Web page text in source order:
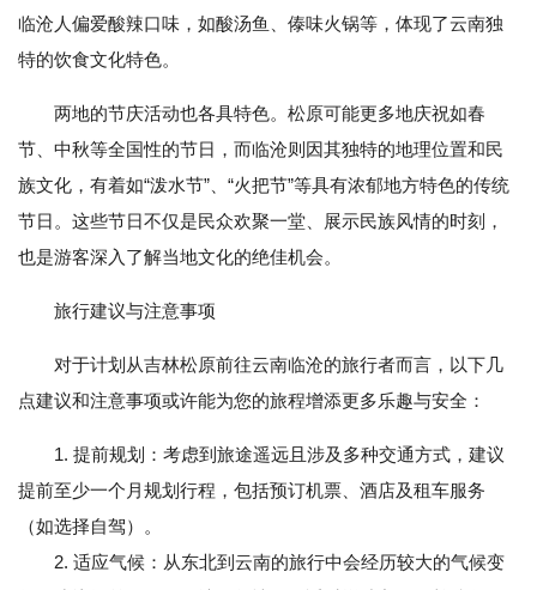
临沧人偏爱酸辣口味，如酸汤鱼、傣味火锅等，体现了云南独
特的饮食文化特色。
两地的节庆活动也各具特色。松原可能更多地庆祝如春
节、中秋等全国性的节日，而临沧则因其独特的地理位置和民
族文化，有着如“泼水节”、“火把节”等具有浓郁地方特色的传统
节日。这些节日不仅是民众欢聚一堂、展示民族风情的时刻，
也是游客深入了解当地文化的绝佳机会。
旅行建议与注意事项
对于计划从吉林松原前往云南临沧的旅行者而言，以下几
点建议和注意事项或许能为您的旅程增添更多乐趣与安全：
1. 提前规划：考虑到旅途遥远且涉及多种交通方式，建议
提前至少一个月规划行程，包括预订机票、酒店及租车服务
（如选择自驾）。
2. 适应气候：从东北到云南的旅行中会经历较大的气候变